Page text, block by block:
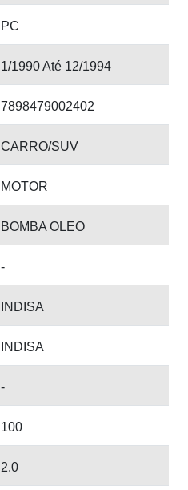
PC
1/1990 Até 12/1994
7898479002402
CARRO/SUV
MOTOR
BOMBA OLEO
-
INDISA
INDISA
-
100
2.0